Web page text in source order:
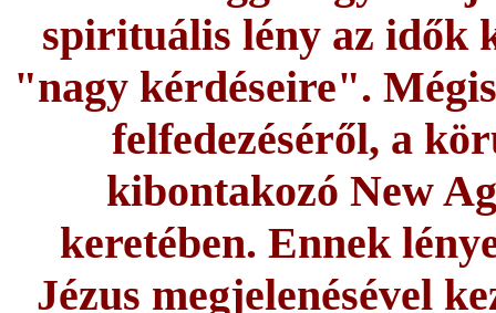
spirituális lény az idők
"nagy kérdéseire".
felfedezéséről, a
kibontakozó New
keretében. Ennek
Jézus megjelenésével